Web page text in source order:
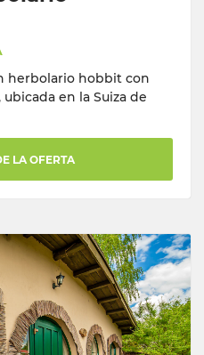
herbolario hobbit con
en la Suiza de
LA OFERTA